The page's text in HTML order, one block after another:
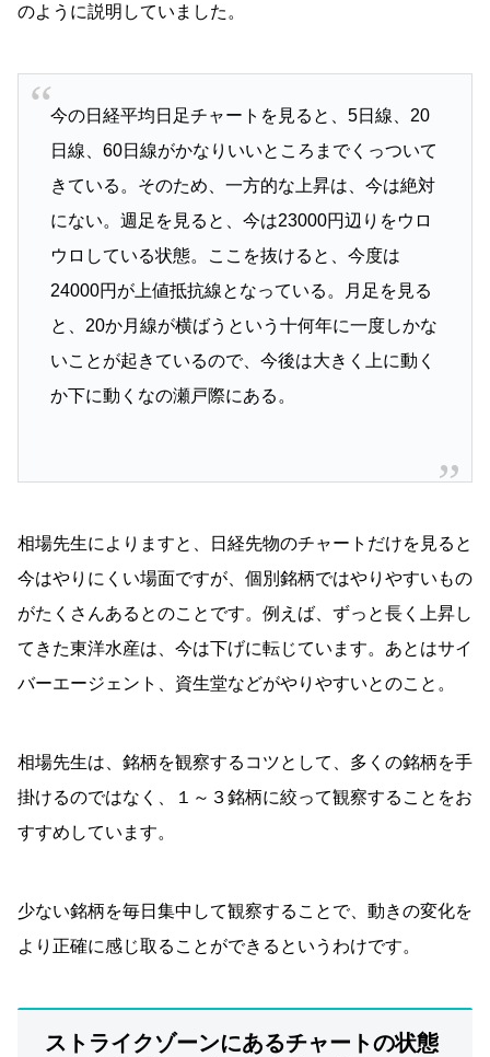
のように説明していました。
今の日経平均日足チャートを見ると、5日線、20
日線、60日線がかなりいいところまでくっついて
きている。そのため、一方的な上昇は、今は絶対
にない。週足を見ると、今は23000円辺りをウロ
ウロしている状態。ここを抜けると、今度は
24000円が上値抵抗線となっている。月足を見る
と、20か月線が横ばうという十何年に一度しかな
いことが起きているので、今後は大きく上に動く
か下に動くなの瀬戸際にある。
相場先生によりますと、日経先物のチャートだけを見ると
今はやりにくい場面ですが、個別銘柄ではやりやすいもの
がたくさんあるとのことです。例えば、ずっと長く上昇し
てきた東洋水産は、今は下げに転じています。あとはサイ
バーエージェント、資生堂などがやりやすいとのこと。
相場先生は、銘柄を観察するコツとして、多くの銘柄を手
掛けるのではなく、１～３銘柄に絞って観察することをお
すすめしています。
少ない銘柄を毎日集中して観察することで、動きの変化を
より正確に感じ取ることができるというわけです。
ストライクゾーンにあるチャートの状態